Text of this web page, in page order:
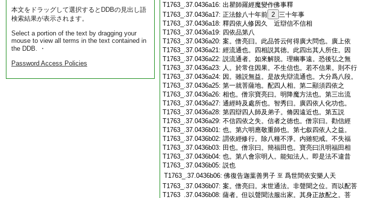
本文をドラッグして選択するとDDBの見出し語
検索結果が表示されます。
Select a portion of the text by dragging your
mouse to view all terms in the text contained in
the DDB. ・
Password Access Policies
T1763_.37.0436a16: 出瞿師羅經魔變作佛事釋
T1763_.37.0436a17: 正法餘八十年前 2 三十年事
T1763_.37.0436a18: 釋四依人修因久 近辯信不信相
T1763_.37.0436a19: 四依品第八
T1763_.37.0436a20: 案。僧亮曰。此品答云何得廣大問也。廣上依
T1763_.37.0436a21: 經流通也。四相説其徳。此四出其人所住。因
T1763_.37.0436a22: 説流通者。如來解脱。理幽事遠。恐後弘之無
T1763_.37.0436a23: 人。於常住因果。不生信也。若不信果。則不行
T1763_.37.0436a24: 因。雖説無益。是故先辯流通也。大分爲八段。
T1763_.37.0436a25: 第一就菩薩地。配四人相。第二顯須四依之
T1763_.37.0436a26: 相也。僧宗寶亮曰。明降魔方法也。第三出流
T1763_.37.0436a27: 通經時及處所也。智秀曰。廣四依人化功也。
T1763_.37.0436a28: 第四辯四人師及弟子。脩因遠近也。第五説
T1763_.37.0436a29: 不信四依之失。信者之徳也。僧宗曰。勸信經
T1763_.37.0436b01: 也。第六明應敬重師也。第七叙四依人之益。
T1763_.37.0436b02: 謂依經修行。除八種不淨。内雖犯戒。不失福
T1763_.37.0436b03: 田也。僧宗曰。簡福田也。寶亮曰汎明福田相
T1763_.37.0436b04: 也。第八會宗明人。能知法人。即是法不違昔
T1763_.37.0436b05: 説也
T1763_.37.0436b06: 佛復告迦葉善男子 至 爲世間依安樂人天
T1763_.37.0436b07: 案。僧亮曰。末世通法。非聲聞之位。而以配菩
T1763_.37.0436b08: 薩者。但以聲聞法服出家。其身正故配之。菩